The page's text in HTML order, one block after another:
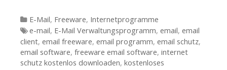
Kategorien
E-Mail, Freeware, Internetprogramme
Tags
e-mail, E-Mail Verwaltungsprogramm, email, email
client, email freeware, email programm, email schutz,
email software, freeware email software, internet
schutz kostenlos downloaden, kostenloses